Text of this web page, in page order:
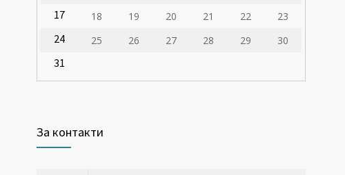
17 18 19 20 21 22 23
24 25 26 27 28 29 30
31
За контакти